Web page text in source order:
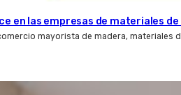
en las empresas de materiales
mayorista de madera,